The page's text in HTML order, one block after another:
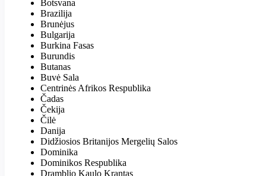
Botsvana
Brazilija
Brunėjus
Bulgarija
Burkina Fasas
Burundis
Butanas
Buvė Sala
Centrinės Afrikos Respublika
Čadas
Čekija
Čilė
Danija
Didžiosios Britanijos Mergelių Salos
Dominika
Dominikos Respublika
Dramblio Kaulo Krantas